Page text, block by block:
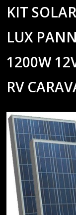
KIT
LUX
1200W
RV